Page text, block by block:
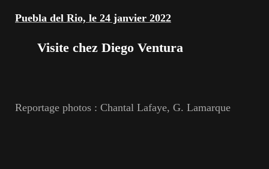
Puebla del Rio, le 24 janvier 2022
Visite chez Diego Ventura
Reportage photos : Chantal Lafaye, G. Lamarque